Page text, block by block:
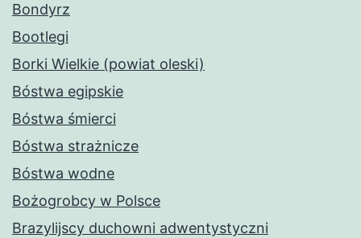
Bondyrz
Bootlegi
Borki Wielkie (powiat oleski)
Bóstwa egipskie
Bóstwa śmierci
Bóstwa strażnicze
Bóstwa wodne
Bożogrobcy w Polsce
Brazylijscy duchowni adwentystyczni